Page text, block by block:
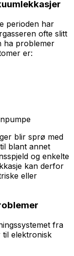
perioden har
ofte slitt
ha problemer
er:
blir sprø med
blant annet
og enkelte
kan derfor
eller
fra
til elektronisk